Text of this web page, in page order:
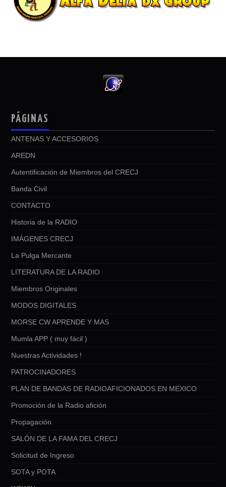
PÁGINAS
ANTENAS Y ACCESORIOS
AREDN
Autentificación de Miembros del CRECJ
Banda Civil
CONTACTO
Historia de la RADIO
IMÁGENES CRECJ
La Pulga Mercante
LITERATURA DE LA RADIO
Miembros Originales
MODOS DIGITALES
MORSE CW APRENDE Y MAS
Mumla APP ( muy fácil )
Nuestras Actividades !
PATROCINADORES
PLAN DE BANDAS DE RADIOAFICIONADOS EN MEXICO
Promoción de la Radio afición
Propagación
SALÓN DE LA FAMA DEL CRECJ
Solicitud de Ingreso
SOTA y POTA